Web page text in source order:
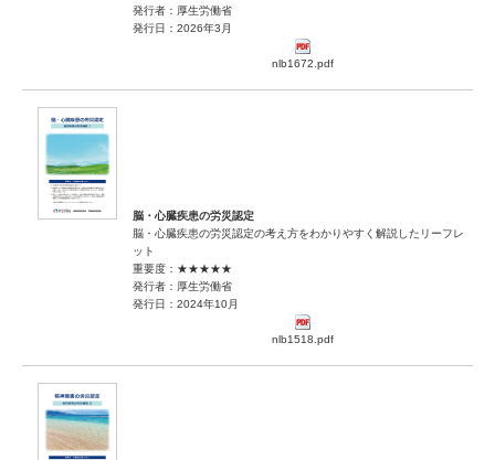
発行者：厚生労働省
発行日：2026年3月
nlb1672.pdf
脳・心臓疾患の労災認定
脳・心臓疾患の労災認定の考え方をわかりやすく解説したリーフレ
ット
重要度：★★★★★
発行者：厚生労働省
発行日：2024年10月
nlb1518.pdf